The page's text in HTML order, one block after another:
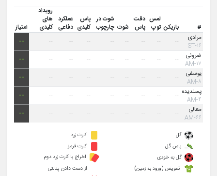
# بازیکن
لمس
توپ
دقت
پاس
شوت
شوت در
چارچوب
پاس
کلیدی
عملکرد
دفاعی
رویداد
های
کلیدی
امتیاز
مرادی
۱۶-ST
--
--
--
--
--
--
--
--
--
ضرونی
۱۷-AM
--
--
--
--
--
--
--
--
--
یوسفی
۸-AM
--
--
--
--
--
--
--
--
--
پسندیده
۴-AM
--
--
--
--
--
--
--
--
--
معالی
۶۶-AM
--
--
--
--
--
--
--
--
--
گل
پاس گل
گل به خودی
کارت زرد
کارت قرمز
اخراج با کارت زرد دوم
تعویض (ورود به زمین)
از دست دادن پنالتی